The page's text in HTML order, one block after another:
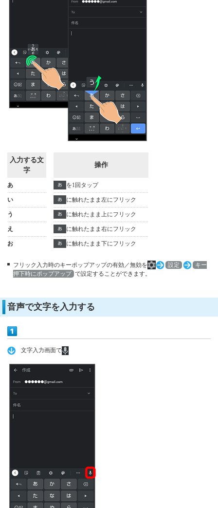
入力する文
字
操作
あ を1回タップ
い に触れたまま左にフリック
う に触れたまま上にフリック
え に触れたまま右にフリック
お に触れたまま下にフリック
フリック入力時のキーポップアップの有効／無効を 設定
キー
押下時にポップアップ で設定することができます。
音声で文字を入力する
文字入力画面で